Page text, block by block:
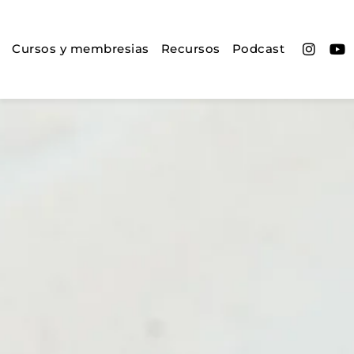
Cursos y membresias Recursos Podcast